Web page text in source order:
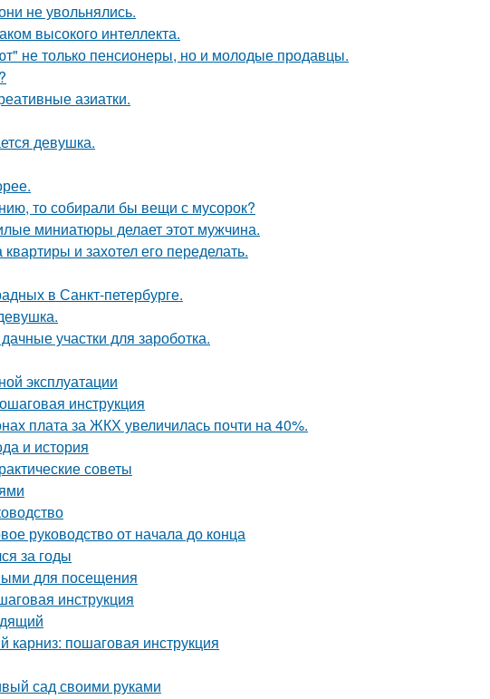
не увольнялись.
высокого интеллекта.
не только пенсионеры, но и молодые продавцы.
азиатки.
девушка.
то собирали бы вещи с мусорок?
миниатюры делает этот мужчина.
и захотел его переделать.
в Санкт-петербурге.
участки для зароботка.
эксплуатации
инструкция
плата за ЖКХ увеличилась почти на 40%.
и история
советы
руководство от начала до конца
за годы
для посещения
инструкция
карниз: пошаговая инструкция
сад своими руками